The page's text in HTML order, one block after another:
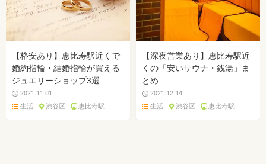
【格安あり】恵比寿駅近くで
婚約指輪・結婚指輪が買える
ジュエリーショップ3選
2021.11.01
生活
渋谷区 恵比寿駅
【深夜営業あり】恵比寿駅近
くの「安いサウナ・銭湯」ま
とめ
2021.12.14
生活
渋谷区 恵比寿駅